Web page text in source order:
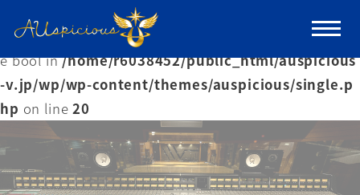
Warning: Trying to access array offset on value of typ
e bool in/home/r6038452/public_html/auspicious
-v.jp/wp/wp-content/themes/auspicious/single.p
hp on line20